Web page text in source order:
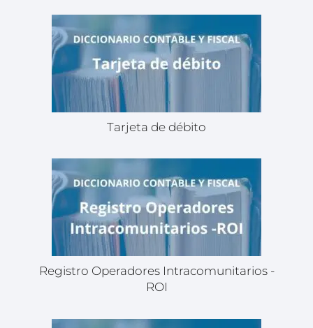
Tarjeta de débito
Registro Operadores Intracomunitarios -
ROI